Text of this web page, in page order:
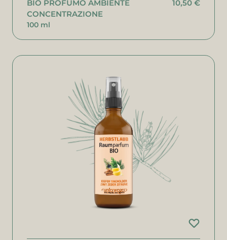
BIO PROFUMO AMBIENTE
CONCENTRAZIONE
100 ml
10,50 €